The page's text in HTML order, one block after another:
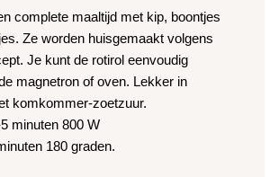
complete maaltijd met kip, boontjes
Ze worden huisgemaakt volgens
Je kunt de rotirol eenvoudig
magnetron of oven. Lekker in
komkommer-zoetzuur.
minuten 800 W
180 graden.